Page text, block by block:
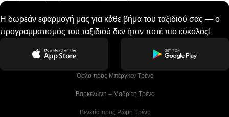
Η δωρεάν εφαρμογή μας για κάθε βήμα του ταξιδιού σας — ο
προγραμματισμός του ταξιδιού δεν ήταν ποτέ πιο εύκολος!
Όσλο προς Μπέργκεν Tρένο
Βαρκελώνη – Μαδρίτη Tρένο
Βενετία προς Ρώμη Τρένο